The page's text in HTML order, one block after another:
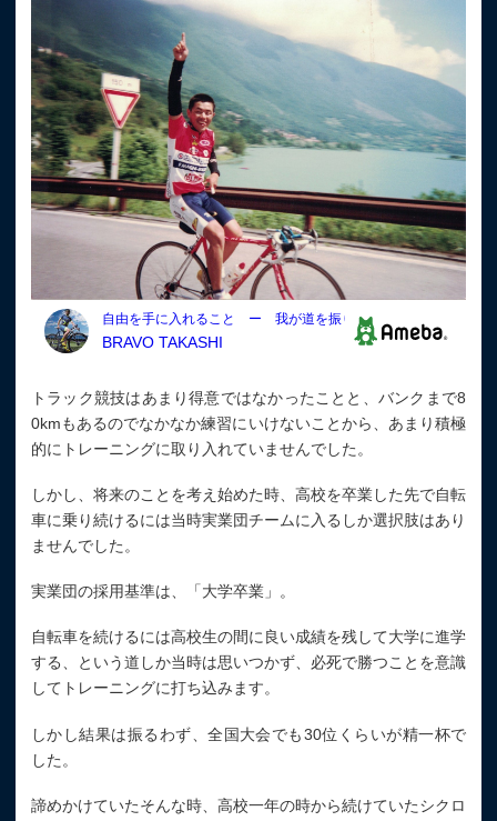
トラック競技はあまり得意ではなかったことと、バンクまで8
0kmもあるのでなかなか練習にいけないことから、あまり積極
的にトレーニングに取り入れていませんでした。
しかし、将来のことを考え始めた時、高校を卒業した先で自転
車に乗り続けるには当時実業団チームに入るしか選択肢はあり
ませんでした。
実業団の採用基準は、「大学卒業」。
自転車を続けるには高校生の間に良い成績を残して大学に進学
する、という道しか当時は思いつかず、必死で勝つことを意識
してトレーニングに打ち込みます。
しかし結果は振るわず、全国大会でも30位くらいが精一杯で
した。
諦めかけていたそんな時、高校一年の時から続けていたシクロ